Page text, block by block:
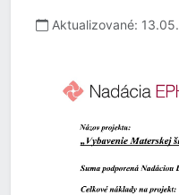
Aktualizované: